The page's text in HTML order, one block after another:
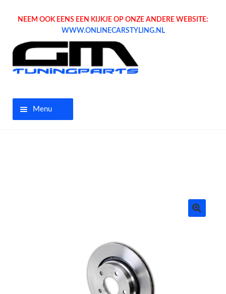
NEEM OOK EENS EEN KIJKJE OP ONZE ANDERE WEBSITE:
WWW.ONLINECARSTYLING.NL
Menu
Bedrijfswagen parts